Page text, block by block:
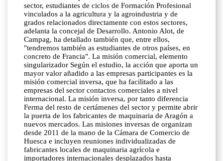
sector, estudiantes de ciclos de Formación Profesional
vinculados a la agricultura y la agroindustria y de
grados relacionados directamente con estos sectores,
adelanta la concejal de Desarrollo. Antonio Alot, de
Campag, ha detallado también que, entre ellos,
"tendremos también as estudiantes de otros países, en
concreto de Francia". La misión comercial, elemento
singularizador Según el estudio, la acción que aporta un
mayor valor añadido a las empresas participantes es la
misión comercial inversa, que ha facilitado a las
empresas del sector contactos comerciales a nivel
internacional. La misión inversa, por tanto diferencia
Ferma del resto de certámenes del sector y permite abrir
la puerta de los fabricantes de maquinaria de Aragón a
nuevos mercados. Las misiones inversas de organizan
desde 2011 de la mano de la Cámara de Comercio de
Huesca e incluyen reuniones individualizadas de
fabricantes locales de maquinaria agrícola e
importadores internacionales desplazados hasta